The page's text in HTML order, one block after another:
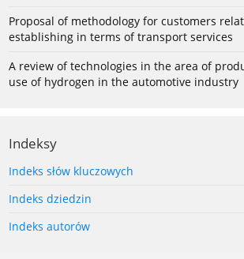
Proposal of methodology for customers
establishing in terms of transport services
A review of technologies in the area of
use of hydrogen in the automotive industry
Indeksy
Indeks słów kluczowych
Indeks dziedzin
Indeks autorów